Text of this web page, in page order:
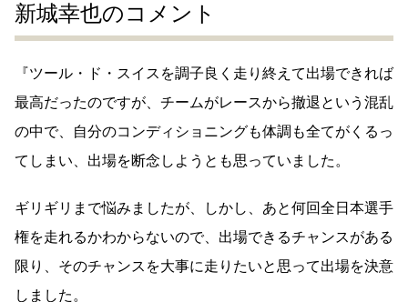
新城幸也のコメント
『ツール・ド・スイスを調子良く走り終えて出場できれば
最高だったのですが、チームがレースから撤退という混乱
の中で、自分のコンディショニングも体調も全てがくるっ
てしまい、出場を断念しようとも思っていました。
ギリギリまで悩みましたが、しかし、あと何回全日本選手
権を走れるかわからないので、出場できるチャンスがある
限り、そのチャンスを大事に走りたいと思って出場を決意
しました。